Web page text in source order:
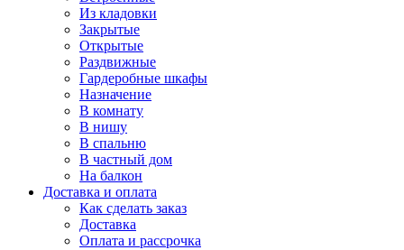
Из кладовки
Закрытые
Открытые
Раздвижные
Гардеробные шкафы
Назначение
В комнату
В нишу
В спальню
В частный дом
На балкон
Доставка и оплата
Как сделать заказ
Доставка
Оплата и рассрочка